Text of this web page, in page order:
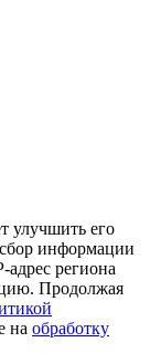
улучшить его
информации
адрес региона
Продолжая
на обработку